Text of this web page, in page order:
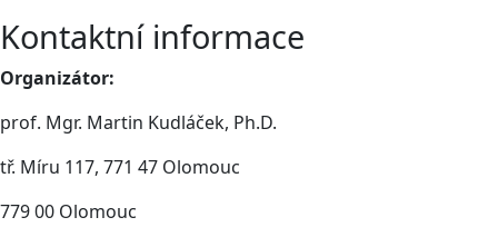
Kontaktní informace
Organizátor:
prof. Mgr. Martin Kudláček, Ph.D.
tř. Míru 117, 771 47 Olomouc
779 00 Olomouc